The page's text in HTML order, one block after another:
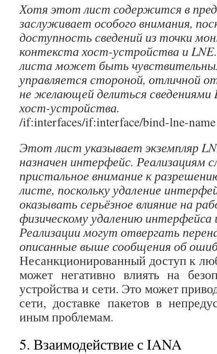
Хотя этот лист содержится в
заслуживает особого внимания,
доступность сведений из точки
контекста хост-устройства и
листа может быть
управляется стороной, отличной
не желающей делиться сведениями
хост-устройства.
/if:interfaces/if:interface/bind-lne-name
Этот лист указывает экземпляр
назначен интерфейс. Реализациям
пристальное внимание к
листе, поскольку удаление
оказывать серьёзное влияние на
физическому удалению интерфейса
Реализации могут отвергать
описанные выше сообщения об
Несанкционированный доступ к
может негативно влиять на
устройства и сети. Это может
сети, доставке пакетов в
иным проблемам.
5. Взаимодействие с IANA